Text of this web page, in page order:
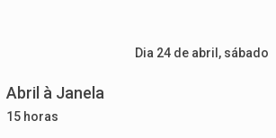
Dia 24 de abril, sábado
Abril à Janela
15 horas